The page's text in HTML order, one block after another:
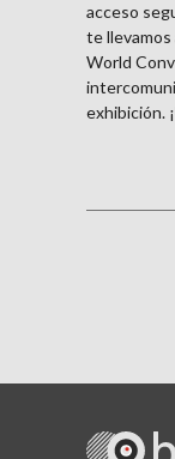
acceso
te llevamos
World
exhibición.